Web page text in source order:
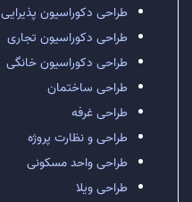
طراحی دکوراسیون پذیرایی
طراحی دکوراسیون تجاری
طراحی دکوراسیون خانگی
طراحی ساختمان
طراحی غرفه
طراحی و نظارت پروژه
طراحی واحد مسکونی
طراحی ویلا